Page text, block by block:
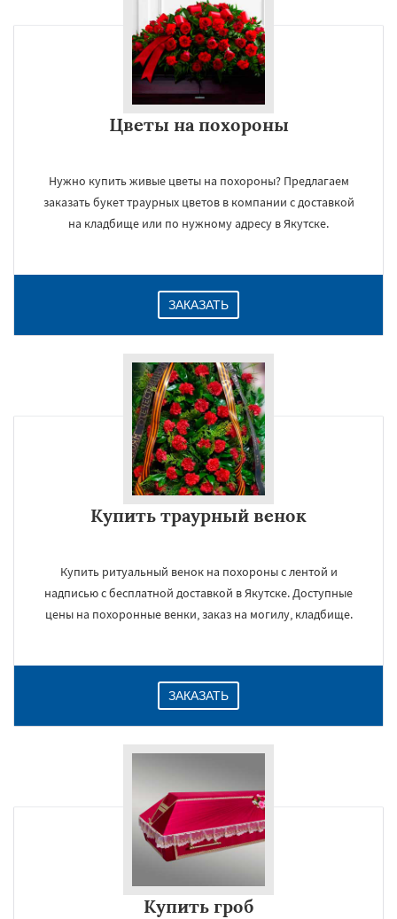
Цветы на похороны
Нужно купить живые цветы на похороны? Предлагаем
заказать букет траурных цветов в компании с доставкой
на кладбище или по нужному адресу в Якутске.
ЗАКАЗАТЬ
Купить траурный венок
Купить ритуальный венок на похороны с лентой и
надписью с бесплатной доставкой в Якутске. Доступные
цены на похоронные венки, заказ на могилу, кладбище.
ЗАКАЗАТЬ
Купить гроб